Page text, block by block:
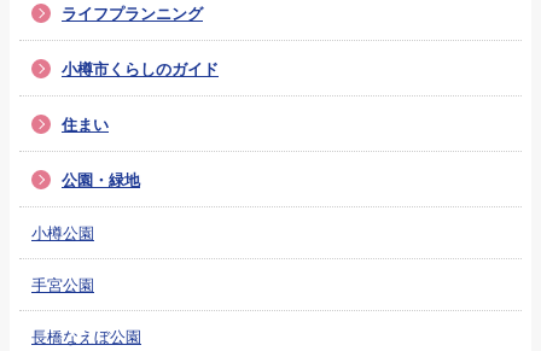
ライフプランニング
小樽市くらしのガイド
住まい
公園・緑地
小樽公園
手宮公園
長橋なえぼ公園